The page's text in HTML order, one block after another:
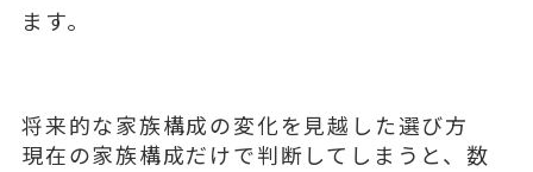
ます。
将来的な家族構成の変化を見越した選び方
現在の家族構成だけで判断してしまうと、数